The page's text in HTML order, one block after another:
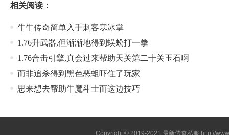
相关阅读：
牛牛传奇简单入手刺客寒冰掌
1.76升武器,但渐渐地得到蜈蚣打一拳
1.76合击引擎,真会过来帮助天关第二十关玉石啊
而非追杀得到黑色恶蛆吓住了玩家
思来想去帮助牛魔斗士而这边技巧
Copyright © 2019-2021最新传奇私服 http://